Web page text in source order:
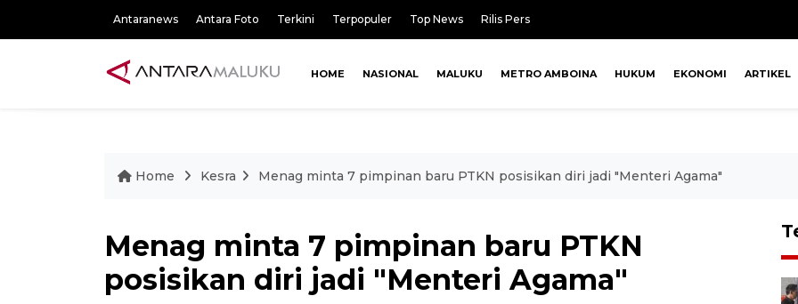
Antaranews Antara Foto Terkini Terpopuler Top News Rilis Pers
HOME NASIONAL MALUKU METRO AMBOINA HUKUM EKONOMI ARTIKEL
Home Kesra Menag minta 7 pimpinan baru PTKN posisikan diri jadi "Menteri Agama"
Menag minta 7 pimpinan baru PTKN
posisikan diri jadi "Menteri Agama"